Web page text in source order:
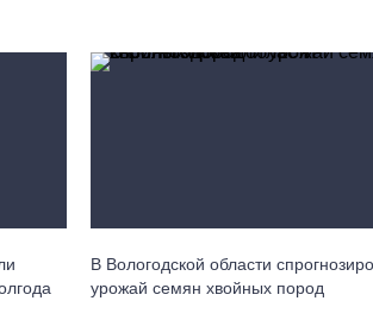
07.08.26 / 13:36
Череповецкая пенсионерка продала
и лишилась более полумиллиона рублей
В Вологодской области
урожай семян хвойных пород